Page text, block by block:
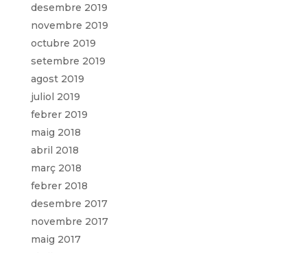
desembre 2019
novembre 2019
octubre 2019
setembre 2019
agost 2019
juliol 2019
febrer 2019
maig 2018
abril 2018
març 2018
febrer 2018
desembre 2017
novembre 2017
maig 2017